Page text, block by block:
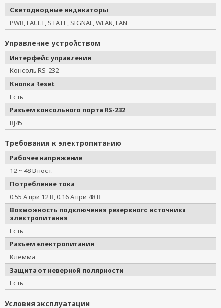
Светодиодные индикаторы
PWR, FAULT, STATE, SIGNAL, WLAN, LAN
Управление устройством
Интерфейс управления
Консоль RS-232
Кнопка Reset
Есть
Разъем консольного порта RS-232
RJ45
Требования к электропитанию
Рабочее напряжение
12 ~ 48 В пост.
Потребление тока
0.55 A при 12 В, 0.16 A при 48 В
Возможность подключения резервного источника
электропитания
Есть
Разъем электропитания
Клемма
Защита от неверной полярности
Есть
Условия эксплуатации